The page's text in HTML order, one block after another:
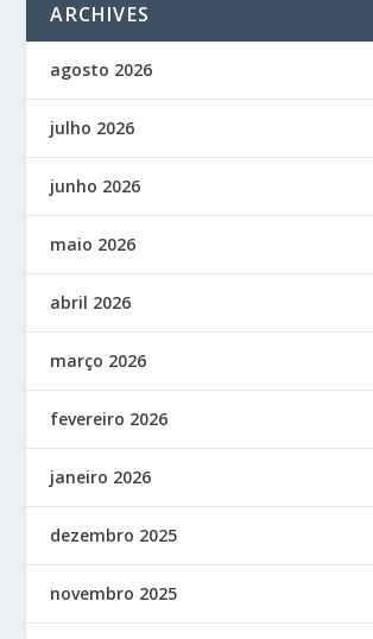
ARCHIVES
agosto 2026
julho 2026
junho 2026
maio 2026
abril 2026
março 2026
fevereiro 2026
janeiro 2026
dezembro 2025
novembro 2025